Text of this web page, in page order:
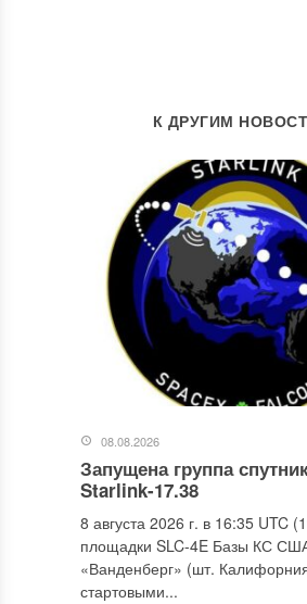
К ДРУГИМ
08.08.2026
Запущена группа
Starlink-17.38
8 августа 2026 г. в 16:35 UTC
площадки SLC-4E Базы КС
«Ванденберг» (шт.
стартовыми...